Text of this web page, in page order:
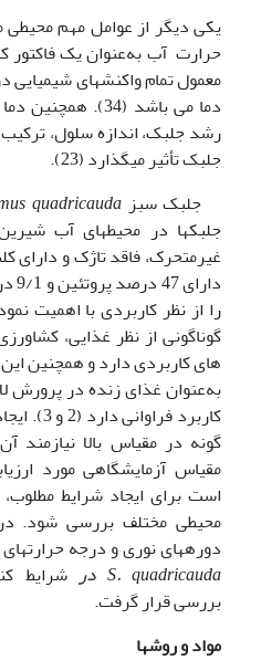
یکی دیگر از عوامل مهم محیطی
حرارت آب به‌عنوان یک فاکتور
معمول تمام واکنش­های
دما می باشد (34).
رشد جلبک، اندازه سلول،
جلبک تأثیر می­گذارد (23).
جلبک سبزquadricauda
جلبک­ها در محیط­های آب
را از نظر کاربردی با اهمیت
گوناگونی از نظر غذایی،
های کاربردی دارد و همچنین این
به‌عنوان غذای زنده در پرورش
کاربرد
گونه در مقیاس بالا
مقیاس آزمایشگاهی مورد
است برای ایجاد شرایط
محیطی مختلف بررسی شود.
دوره­های نوری و درجه
S. quadricauda درشرایط
بررسی قرار گرفت.
مواد و روشها